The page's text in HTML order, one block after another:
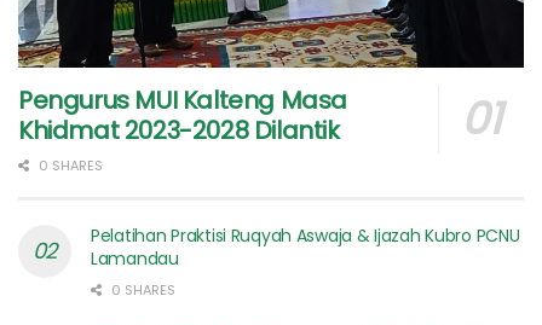
Pengurus MUI Kalteng Masa
Khidmat 2023-2028 Dilantik
0 SHARES
Pelatihan Praktisi Ruqyah Aswaja & Ijazah Kubro PCNU
Lamandau
0 SHARES